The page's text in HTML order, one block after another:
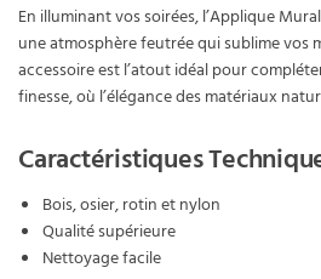
En illuminant vos soirées, l’Applique
une atmosphère feutrée qui sublime vos
accessoire est l’atout idéal pour
finesse, où l’élégance des matériaux
Caractéristiques
Bois, osier, rotin et nylon
Qualité supérieure
Nettoyage facile